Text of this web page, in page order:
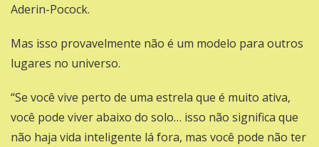
Aderin-Pocock.
Mas isso provavelmente não é um modelo para outros
lugares no universo.
“Se você vive perto de uma estrela que é muito ativa,
você pode viver abaixo do solo… isso não significa que
não haja vida inteligente lá fora, mas você pode não ter